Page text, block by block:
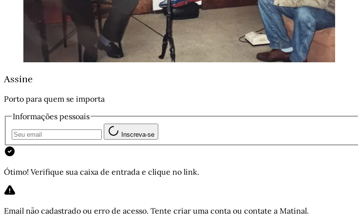
Assine
Porto para quem se importa
Informações pessoais
Inscreva-se
Ótimo! Verifique sua caixa de entrada e clique no link.
Email não cadastrado ou erro de acesso. Tente criar uma conta ou contate a Matinal.